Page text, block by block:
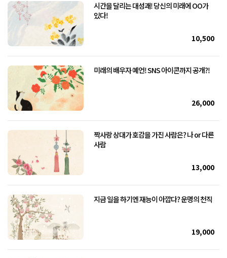
시간을 달리는 대성괘! 당신의 미래에 OO가
있다!
10,500
미래의 배우자 예언! SNS 아이콘까지 공개?!
26,000
짝사랑 상대가 호감을 가진 사람은? 나 or 다른
사람
13,000
지금 일을 하기엔 재능이 아깝다? 운명의 천직
19,000